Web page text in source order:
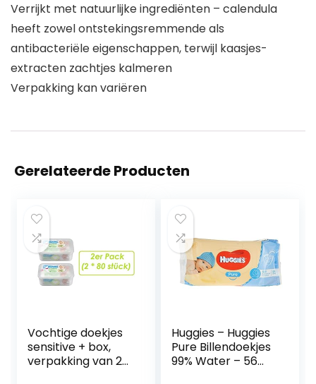
Verrijkt met natuurlijke ingrediënten – calendula
heeft zowel ontstekingsremmende als
antibacteriële eigenschappen, terwijl kaasjes-
extracten zachtjes kalmeren
Verpakking kan variëren
Gerelateerde Producten
Vochtige doekjes
sensitive + box,
verpakking van 2
Huggies – Huggies
Pure Billendoekjes
99% Water – 56